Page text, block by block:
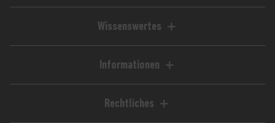
Wissenswertes
Magazin / Blog
Informationen
Kundenkonto
Rechtliches